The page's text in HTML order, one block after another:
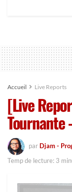
Accueil Live Reports
[Live
Tournante
par Djam -
Temp de lecture: 3